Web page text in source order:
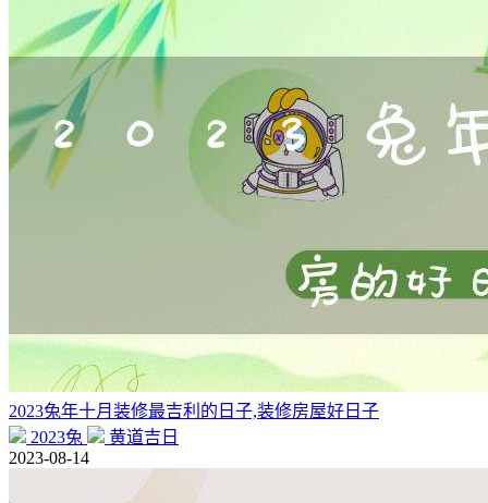
2023兔年十月装修最吉利的日子,装修房屋好日子
2023兔
黄道吉日
2023-08-14